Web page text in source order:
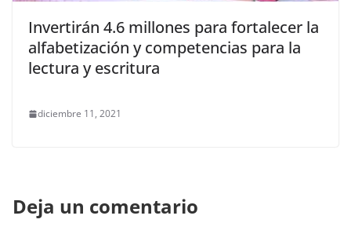
Invertirán 4.6 millones para fortalecer la
alfabetización y competencias para la
lectura y escritura
diciembre 11, 2021
Deja un comentario